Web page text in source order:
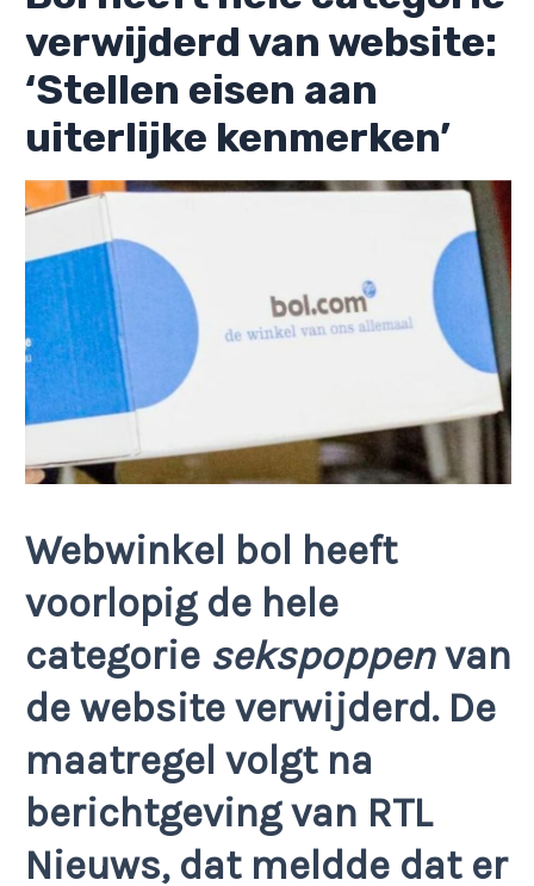
verwijderd van website:
‘Stellen eisen aan
uiterlijke kenmerken’
Webwinkel bol heeft
voorlopig de hele
categorie sekspoppenvan
de website verwijderd. De
maatregel volgt na
berichtgeving van RTL
Nieuws, dat meldde dat er